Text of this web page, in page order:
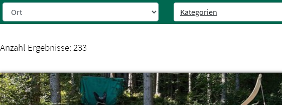
Weiter zur Navigation Weiter zum Inhalt Kategorien
Anzahl Ergebnisse: 233